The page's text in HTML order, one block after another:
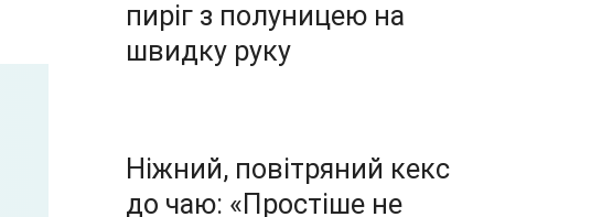
пиріг з полуницею на
швидку руку
Ніжний, повітряний кекс
до чаю: «Простіше не